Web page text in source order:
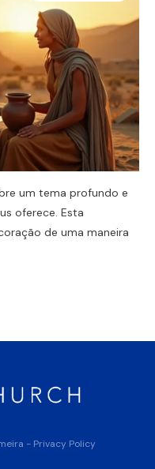
um tema profundo e
oferece. Esta
de uma maneira
- Privacy Policy